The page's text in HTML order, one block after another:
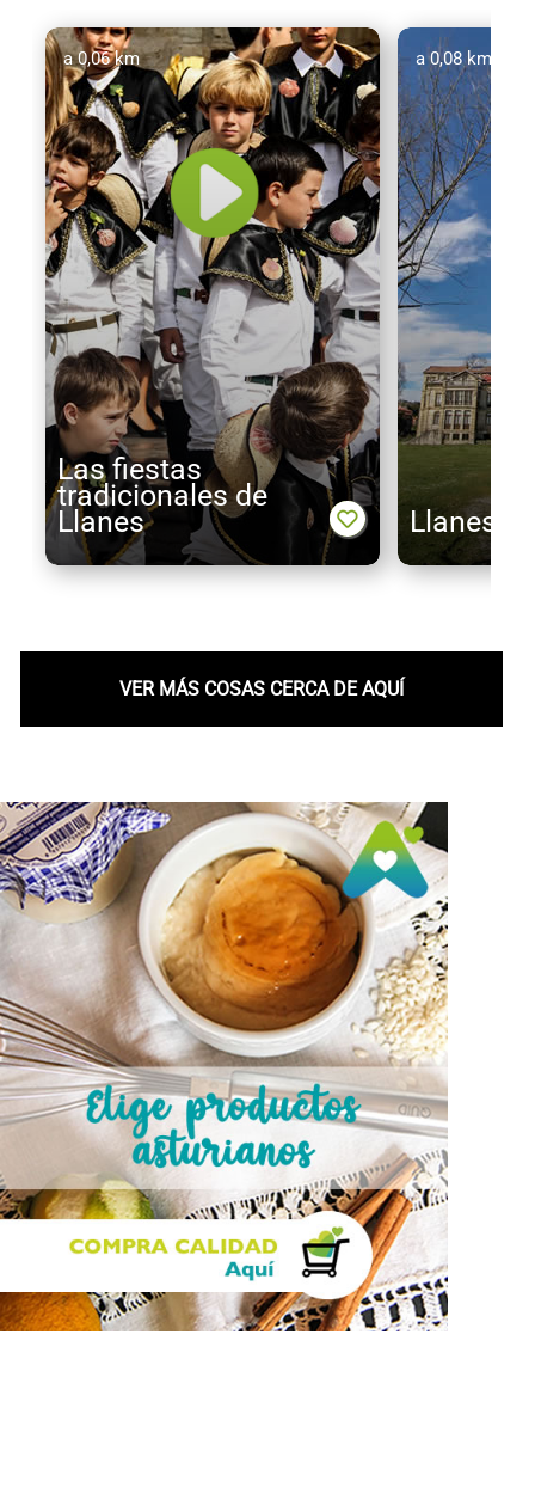
Las fiestas
tradicionales de
Llanes
a 0,06 km
Llanes
a 0,08 km
VER MÁS COSAS CERCA DE AQUÍ